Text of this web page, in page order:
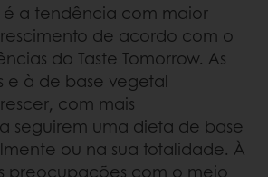
a tendência com maior
de acordo com o
do Taste Tomorrow. As
e à de base vegetal
com mais
seguirem uma dieta de base
ou na sua totalidade. À
preocupações com o meio